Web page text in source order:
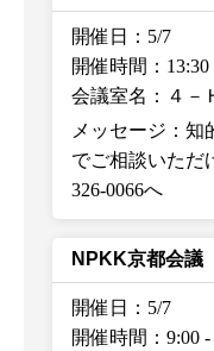
開催日：5/7
開催時間：13:30
会議室名：４－
メッセージ：知
でご相談いただ
326-0066へ
NPKK京都会議
開催日：5/7
開催時間：9:00 -